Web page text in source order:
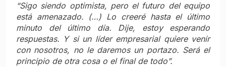
“Sigo siendo optimista, pero el futuro del equipo
está amenazado. (…) Lo creeré hasta el último
minuto del último día. Dije, estoy esperando
respuestas. Y si un líder empresarial quiere venir
con nosotros, no le daremos un portazo. Será el
principio de otra cosa o el final de todo”.